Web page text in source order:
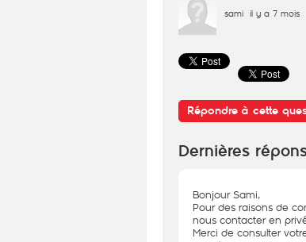
sami il y a 7 mois
Répondre à cette
Dernières
Bonjour Sami,
Pour des raisons de
nous contacter en
Merci de consulter